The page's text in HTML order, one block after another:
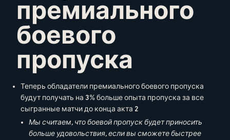
премиального
боевого
пропуска
Теперь обладатели премиального боевого пропуска
будут получать на 3% больше опыта пропуска за все
сыгранные матчи до конца акта 2
Мы считаем, что боевой пропуск будет приносить
больше удовольствия, если вы сможете быстрее